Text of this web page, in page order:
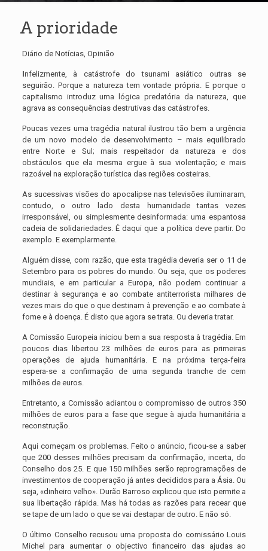
A prioridade
Diário de Notícias, Opinião
Infelizmente, à catástrofe do tsunami asiático outras se
seguirão. Porque a natureza tem vontade própria. E porque o
capitalismo introduz uma lógica predatória da natureza, que
agrava as consequências destrutivas das catástrofes.
Poucas vezes uma tragédia natural ilustrou tão bem a urgência
de um novo modelo de desenvolvimento – mais equilibrado
entre Norte e Sul; mais respeitador da natureza e dos
obstáculos que ela mesma ergue à sua violentação; e mais
razoável na exploração turística das regiões costeiras.
As sucessivas visões do apocalipse nas televisões iluminaram,
contudo, o outro lado desta humanidade tantas vezes
irresponsável, ou simplesmente desinformada: uma espantosa
cadeia de solidariedades. É daqui que a política deve partir. Do
exemplo. E exemplarmente.
Alguém disse, com razão, que esta tragédia deveria ser o 11 de
Setembro para os pobres do mundo. Ou seja, que os poderes
mundiais, e em particular a Europa, não podem continuar a
destinar à segurança e ao combate antiterrorista milhares de
vezes mais do que o que destinam à prevenção e ao combate à
fome e à doença. É disto que agora se trata. Ou deveria tratar.
A Comissão Europeia iniciou bem a sua resposta à tragédia. Em
poucos dias libertou 23 milhões de euros para as primeiras
operações de ajuda humanitária. E na próxima terça-feira
espera-se a confirmação de uma segunda tranche de cem
milhões de euros.
Entretanto, a Comissão adiantou o compromisso de outros 350
milhões de euros para a fase que segue à ajuda humanitária a
reconstrução.
Aqui começam os problemas. Feito o anúncio, ficou-se a saber
que 200 desses milhões precisam da confirmação, incerta, do
Conselho dos 25. E que 150 milhões serão reprogramações de
investimentos de cooperação já antes decididos para a Ásia. Ou
seja, «dinheiro velho». Durão Barroso explicou que isto permite a
sua libertação rápida. Mas há todas as razões para recear que
se tape de um lado o que se vai destapar de outro. E não só.
O último Conselho recusou uma proposta do comissário Louis
Michel para aumentar o objectivo financeiro das ajudas ao